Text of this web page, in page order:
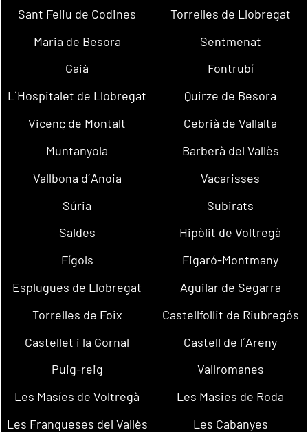
Sant Feliu de Codines
Torrelles de Llobregat
Maria de Besora
Sentmenat
Gaià
Fontrubí
L´Hospitalet de Llobregat
Quirze de Besora
Vicenç de Montalt
Cebrià de Vallalta
Muntanyola
Barberà del Vallès
Vallbona d´Anoia
Vacarisses
Súria
Subirats
Saldes
Hipòlit de Voltregà
Fígols
Figaró-Montmany
Esplugues de Llobregat
Aguilar de Segarra
Torrelles de Foix
Castellfollit de Riubregós
Castellet i la Gornal
Castell de l´Areny
Puig-reig
Vallromanes
Les Masíes de Voltregà
Les Masies de Roda
Les Franqueses del Vallès
Les Cabanyes